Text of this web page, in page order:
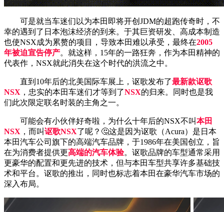
可是就当车迷们以为本田即将开创JDM的超跑传奇时，不
幸的遇到了日本泡沫经济的到来。于其巨资研发、高成本制造
也使NSX成为累赘的项目，导致本田难以承受，最终在2005
年被迫宣告停产。就这样，15年的一路狂奔，作为本田精神的
代表作，NSX就此消失在这个时代的洪流之中。
直到10年后的北美国际车展上，讴歌发布了最新款讴歌
NSX ，忠实的本田车迷们才等到了NSX的归来。同时也是我
们此次限定联名时装的主角之一。
可能会有小伙伴好奇啦，为什么十年后的NSX不叫本田
NSX ，而叫讴歌NSX了呢？🤔这是因为讴歌（Acura）是日本
本田汽车公司旗下的高端汽车品牌，于1986年在美国创立，旨
在为消费者提供更高端的汽车体验。讴歌品牌的车型通常采用
更豪华的配置和更先进的技术，但与本田车型共享许多基础技
术和平台。讴歌的推出，同时也标志着本田在豪华汽车市场的
深入布局。